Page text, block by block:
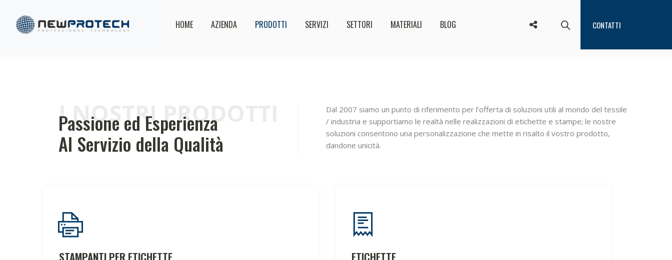
CONTATTI
HOME AZIENDA PRODOTTI SERVIZI SETTORI MATERIALI BLOG
I NOSTRI PRODOTTI
Passione ed Esperienza
Al Servizio della Qualità
Dal 2007 siamo un punto di riferimento per l’offerta di soluzioni utili al mondo del tessile
/ industria e supportiamo le realtà nelle realizzazioni di etichette e stampe; le nostre
soluzioni consentono una personalizzazione che mette in risalto il vostro prodotto,
dandone unicità.
STAMPANTI PER ETICHETTE ETICHETTE